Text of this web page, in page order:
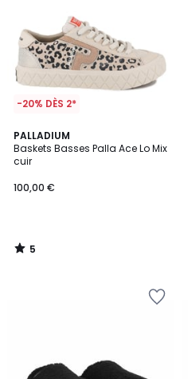
-20% DÈS 2*
PALLADIUM
Baskets Basses Palla Ace Lo Mix
cuir
100,00 €
5
/
5
5
/